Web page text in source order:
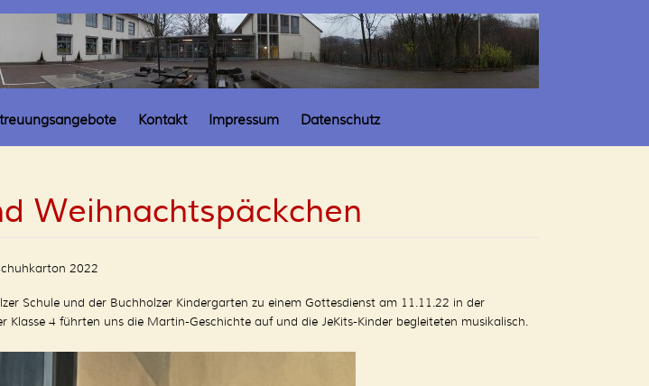
Kontakt Impressum Datenschutz
Weihnachtspäckchen
2022
Schule und der Buchholzer Kindergarten zu einem Gottesdienst am 11.11.22 in der
Klasse 4 führten uns die Martin-Geschichte auf und die JeKits-Kinder begleiteten musikalisch.